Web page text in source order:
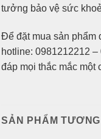
tưởng bảo vệ sức
Để đặt mua sản phẩm
hotline: 0981212212
đáp mọi thắc mắc một
SẢN PHẨM